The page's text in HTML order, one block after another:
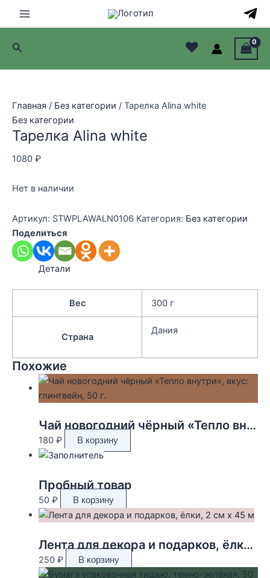
Main
Menu
Поиск ♥
Главная / Без категории / Тарелка Alina white
Без категории
Тарелка Alina white
1080 ₽
Нет в наличии
Артикул: STWPLAWALN0106 Категория: Без категории
Поделиться
Детали
Вес 300 г
Страна
Дания
Похожие
Чай новогодний чёрный «Тепло внутри», вкус: глинтвейн, 50 г.
180 ₽ В корзину
Пробный товар
50 ₽ В корзину
Лента для декора и подарков, ёлки, 2 см х 45 м
250 ₽ В корзину